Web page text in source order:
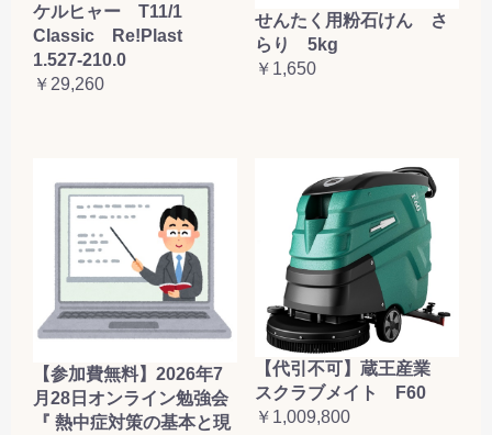
ケルヒャー T11/1
Classic Re!Plast
1.527-210.0
￥29,260
せんたく用粉石けん さ
らり 5kg
￥1,650
【参加費無料】2026年7
月28日オンライン勉強会
『 熱中症対策の基本と現
【代引不可】蔵王産業
スクラブメイト F60
￥1,009,800